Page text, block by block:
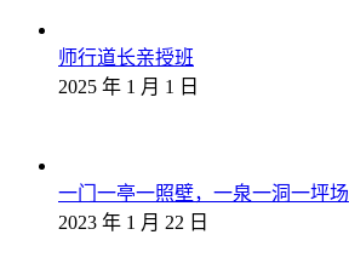
师行道长亲授班
2025 年 1 月 1 日
一门一亭一照壁，一泉一洞一坪场
2023 年 1 月 22 日